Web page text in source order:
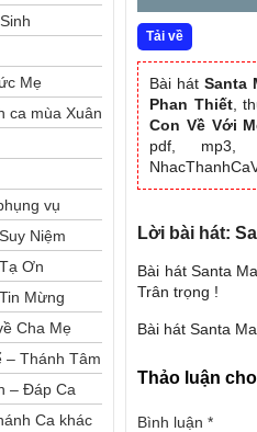
Tải về
Bài hátSanta
Phan Thiết,
Con Về Với
pdf, mp3,
Lời bài hát:
Bài hát Santa
Trân trọng !
Bài hát Santa
Thảo luận
Bình luận*
Mẹ
ca mùa Xuân
vụ
Niệm
Ơn
Mừng
Cha Mẹ
– Thánh Tâm
– Đáp Ca
Ca khác